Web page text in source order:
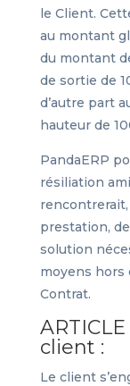
le Client.
au montant
du montant
de sortie de
d’autre part
hauteur de
PandaERP
résiliation
rencontrerait,
prestation,
solution
moyens hors
Contrat.
client :
Le client